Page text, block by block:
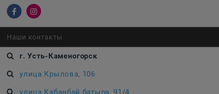
Наши контакты
г. Усть-Каменогорск
улица Крылова, 106
улица Кабанбай батыра, 91/4